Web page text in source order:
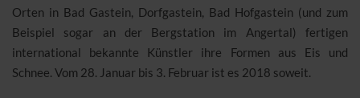
Orten in Bad Gastein, Dorfgastein, Bad Hofgastein (und zum
Beispiel sogar an der Bergstation im Angertal) fertigen
international bekannte Künstler ihre Formen aus Eis und
Schnee. Vom 28. Januar bis 3. Februar ist es 2018 soweit.